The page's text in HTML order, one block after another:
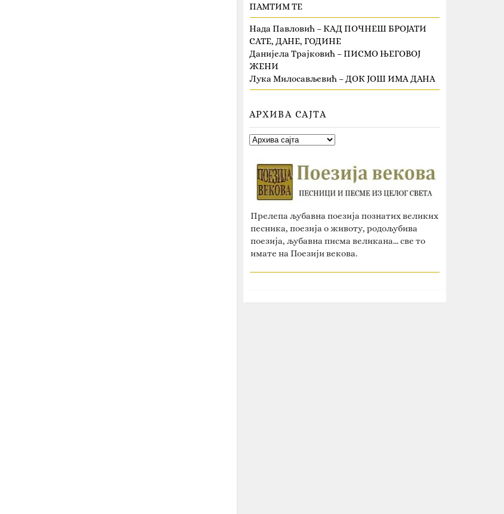
ПАМТИМ ТЕ
Нада Павловић – КАД ПОЧНЕШ БРОЈАТИ
САТЕ, ДАНЕ, ГОДИНЕ
Данијела Трајковић – ПИСМО ЊЕГОВОЈ
ЖЕНИ
Лука Милосављевић – ДОК ЈОШ ИМА ДАНА
АРХИВА САЈТА
Прелепа љубавна поезија познатих великих
песника, поезија о животу, родољубива
поезија, љубавна писма великана... све то
имате на Поезији векова.